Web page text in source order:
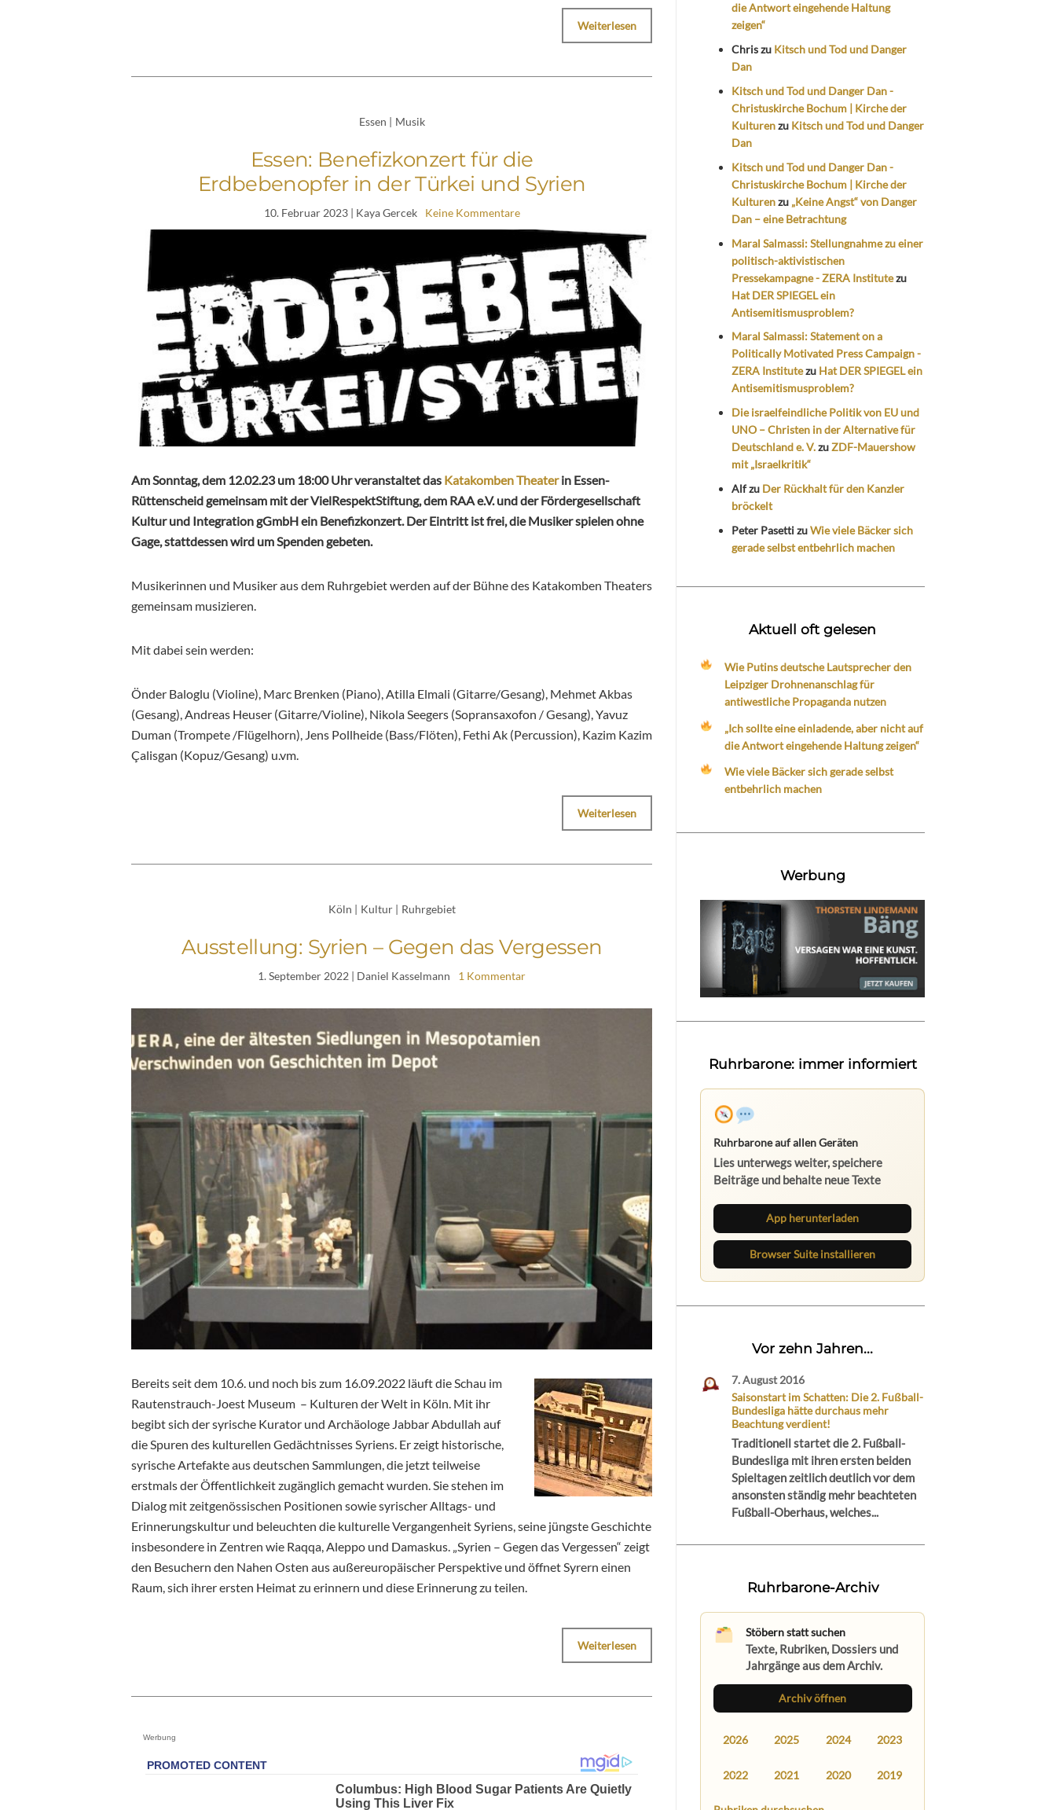
Weiterlesen
Essen | Musik
Essen: Benefizkonzert für die
Erdbebenopfer in der Türkei und Syrien
10. Februar 2023| Kaya Gercek Keine Kommentare
Am Sonntag, dem 12.02.23 um 18:00 Uhr veranstaltet das Katakomben Theaterin Essen-
Rüttenscheid gemeinsam mit der VielRespektStiftung, dem RAA e.V. und der Fördergesellschaft
Kultur und Integration gGmbH ein Benefizkonzert. Der Eintritt ist frei, die Musiker spielen ohne
Gage, stattdessen wird um Spenden gebeten.
Musikerinnen und Musiker aus dem Ruhrgebiet werden auf der Bühne des Katakomben Theaters
gemeinsam musizieren.
Mit dabei sein werden:
Önder Baloglu (Violine), Marc Brenken (Piano), Atilla Elmali (Gitarre/Gesang), Mehmet Akbas
(Gesang), Andreas Heuser (Gitarre/Violine), Nikola Seegers (Sopransaxofon / Gesang), Yavuz
Duman (Trompete /Flügelhorn), Jens Pollheide (Bass/Flöten), Fethi Ak (Percussion), Kazim Kazim
Çalisgan (Kopuz/Gesang) u.vm.
Weiterlesen
Köln | Kultur | Ruhrgebiet
Ausstellung: Syrien – Gegen das Vergessen
1. September 2022 | Daniel Kasselmann 1 Kommentar
Bereits seit dem 10.6. und noch bis zum 16.09.2022 läuft die Schau im
Rautenstrauch-Joest Museum – Kulturen der Welt in Köln. Mit ihr
begibt sich der syrische Kurator und Archäologe Jabbar Abdullah auf
die Spuren des kulturellen Gedächtnisses Syriens. Er zeigt historische,
syrische Artefakte aus deutschen Sammlungen, die jetzt teilweise
erstmals der Öffentlichkeit zugänglich gemacht wurden. Sie stehen im
Dialog mit zeitgenössischen Positionen sowie syrischer Alltags- und
Erinnerungskultur und beleuchten die kulturelle Vergangenheit Syriens, seine jüngste Geschichte
insbesondere in Zentren wie Raqqa, Aleppo und Damaskus. „Syrien – Gegen das Vergessen“ zeigt
den Besuchern den Nahen Osten aus außereuropäischer Perspektive und öffnet Syrern einen
Raum, sich ihrer ersten Heimat zu erinnern und diese Erinnerung zu teilen.
Weiterlesen
Werbung
die Antwort eingehende Haltung
zeigen“
Chriszu Kitsch und Tod und Danger
Dan
Kitsch und Tod und Danger Dan -
Christuskirche Bochum | Kirche der
Kulturenzu Kitsch und Tod und Danger
Dan
Kitsch und Tod und Danger Dan -
Christuskirche Bochum | Kirche der
Kulturenzu „Keine Angst“ von Danger
Dan – eine Betrachtung
Maral Salmassi: Stellungnahme zu einer
politisch-aktivistischen
Pressekampagne - ZERA Institutezu
Hat DER SPIEGEL ein
Antisemitismusproblem?
Maral Salmassi: Statement on a
Politically Motivated Press Campaign -
ZERA Institutezu Hat DER SPIEGEL ein
Antisemitismusproblem?
Die israelfeindliche Politik von EU und
UNO – Christen in der Alternative für
Deutschland e. V.zuZDF-Mauershow
mit „Israelkritik“
Alfzu Der Rückhalt für den Kanzler
bröckelt
Peter PasettizuWie viele Bäcker sich
gerade selbst entbehrlich machen
Aktuell oft gelesen
Wie Putins deutsche Lautsprecher den
Leipziger Drohnenanschlag für
antiwestliche Propaganda nutzen
„Ich sollte eine einladende, aber nicht auf
die Antwort eingehende Haltung zeigen“
Wie viele Bäcker sich gerade selbst
entbehrlich machen
Werbung
Ruhrbarone: immer informiert
Ruhrbarone auf allen Geräten
Lies unterwegs weiter, speichere
Beiträge und behalte neue Texte
App herunterladen
Browser Suite installieren
Vor zehn Jahren...
7. August 2016
Saisonstart im Schatten: Die 2. Fußball-
Bundesliga hätte durchaus mehr
Beachtung verdient!
Traditionell startet die 2. Fußball-
Bundesliga mit ihren ersten beiden
Spieltagen zeitlich deutlich vor dem
ansonsten ständig mehr beachteten
Fußball-Oberhaus, welches...
Ruhrbarone-Archiv
Stöbern statt suchen
Texte, Rubriken, Dossiers und
Jahrgänge aus dem Archiv.
Archiv öffnen
2026 2025 2024 2023
2022 2021 2020 2019